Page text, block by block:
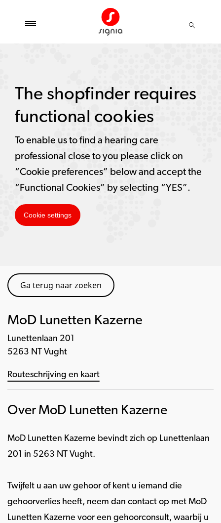
Ga terug naar zoeken
MoD Lunetten Kazerne
Lunettenlaan 201
5263 NT Vught
Routeschrijving en kaart
Over MoD Lunetten Kazerne
MoD Lunetten Kazerne bevindt zich op Lunettenlaan
201 in 5263 NT Vught.
Twijfelt u aan uw gehoor of kent u iemand die
gehoorverlies heeft, neem dan contact op met MoD
Lunetten Kazerne voor een gehoorconsult, waarbij u
The shopfinder requires
functional cookies
To enable us to find a hearing care
professional close to you please click on
“Cookie preferences” below and accept the
“Functional Cookies” by selecting “YES”.
Cookie settings